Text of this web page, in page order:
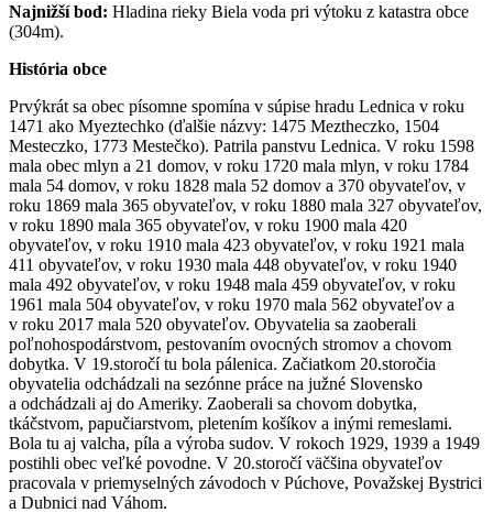
Najnižší bod: Hladina rieky Biela voda pri výtoku z katastra obce
(304m).
História obce
Prvýkrát sa obec písomne spomína v súpise hradu Lednica v roku
1471 ako Myeztechko (ďalšie názvy: 1475 Meztheczko, 1504
Mesteczko, 1773 Mestečko). Patrila panstvu Lednica. V roku 1598
mala obec mlyn a 21 domov, v roku 1720 mala mlyn, v roku 1784
mala 54 domov, v roku 1828 mala 52 domov a 370 obyvateľov, v
roku 1869 mala 365 obyvateľov, v roku 1880 mala 327 obyvateľov,
v roku 1890 mala 365 obyvateľov, v roku 1900 mala 420
obyvateľov, v roku 1910 mala 423 obyvateľov, v roku 1921 mala
411 obyvateľov, v roku 1930 mala 448 obyvateľov, v roku 1940
mala 492 obyvateľov, v roku 1948 mala 459 obyvateľov, v roku
1961 mala 504 obyvateľov, v roku 1970 mala 562 obyvateľov a
v roku 2017 mala 520 obyvateľov. Obyvatelia sa zaoberali
poľnohospodárstvom, pestovaním ovocných stromov a chovom
dobytka. V 19.storočí tu bola pálenica. Začiatkom 20.storočia
obyvatelia odchádzali na sezónne práce na južné Slovensko
a odchádzali aj do Ameriky. Zaoberali sa chovom dobytka,
tkáčstvom, papučiarstvom, pletením košíkov a inými remeslami.
Bola tu aj valcha, píla a výroba sudov. V rokoch 1929, 1939 a 1949
postihli obec veľké povodne. V 20.storočí väčšina obyvateľov
pracovala v priemyselných závodoch v Púchove, Považskej Bystrici
a Dubnici nad Váhom.